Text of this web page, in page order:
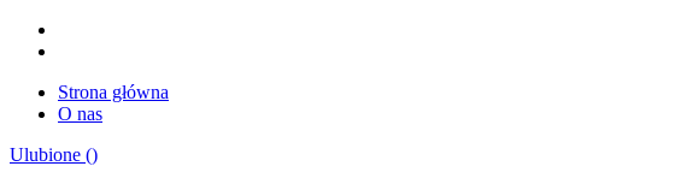
Strona główna
O nas
Ulubione ()